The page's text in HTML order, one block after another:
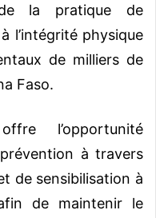
de la pratique de
l’intégrité physique
de milliers de
Faso.
l’opportunité
à travers
de sensibilisation à
de maintenir le